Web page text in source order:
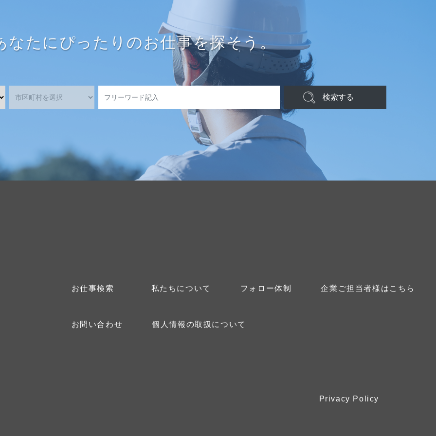
なたにぴったりのお仕事を探そう。
検索する
お仕事検索 私たちについて フォロー体制 企業ご担当者様はこちら
お問い合わせ 個人情報の取扱について
Privacy Policy